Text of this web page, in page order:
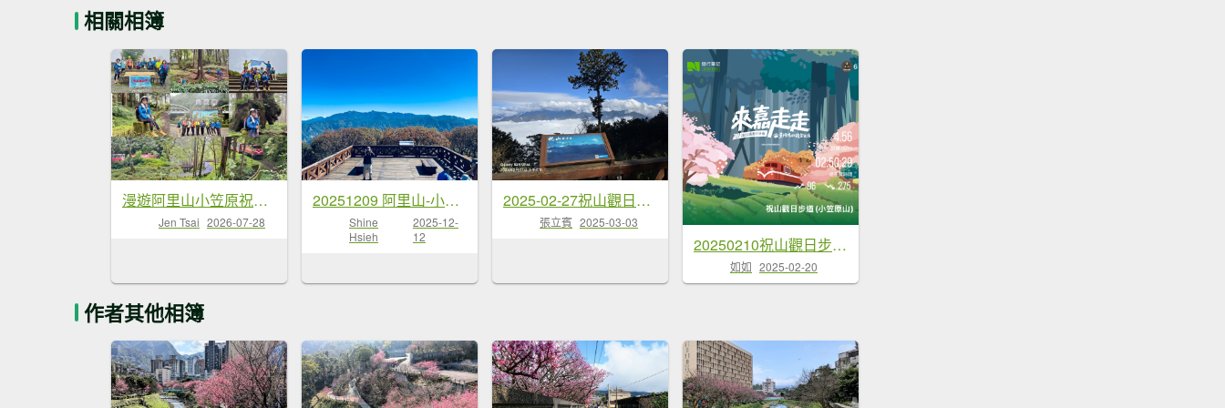
相關相簿
漫遊阿里山小笠原祝山森林去
Jen Tsai 2026-07-28
20251209 阿里山-小笠原觀景平台、祝山觀日步道
Shine
Hsieh
2025-12-
12
2025-02-27祝山觀日步道（小笠原山）
張立賓 2025-03-03
20250210祝山觀日步道(小笠原山)
如如 2025-02-20
作者其他相簿